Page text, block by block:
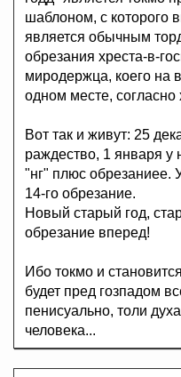
шаблоном, с которого
является обычным
обрезания хреста-в-
миродержца, коего на
одном месте,
Вот так и живут: 25
раждество, 1 января у
"нг" плюс обрезаниее.
14-го обрезание.
Новый старый год,
обрезание вперед!
Ибо токмо и
будет пред гозпадом
пенисуально, толи
человека...